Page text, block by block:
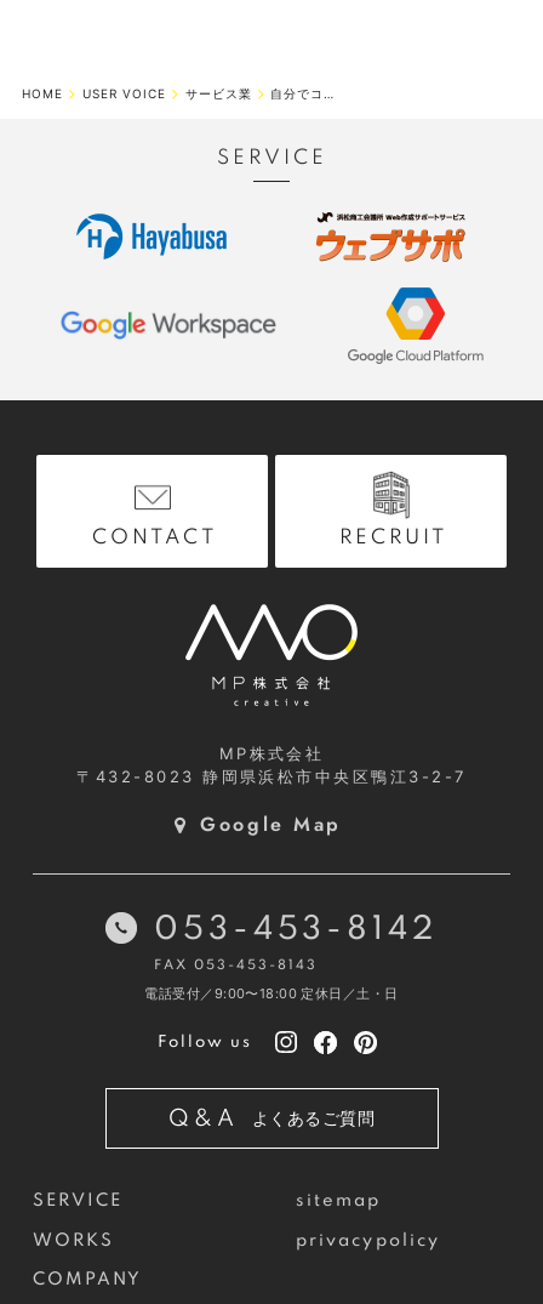
HOME USER VOICE サービス業 自分でコツコツ作り、「素人が作ったとは思えない完成度」に。
SERVICE
CONTACT RECRUIT
MP株式会社
〒432-8023静岡県浜松市中央区鴨江3-2-7
Google Map
SERVICE
WORKS
COMPANY
sitemap
privacypolicy
053-453-8142
FAX 053-453-8143
電話受付／9:00〜18:00 定休日／土・日
Follow us
Q&A よくあるご質問